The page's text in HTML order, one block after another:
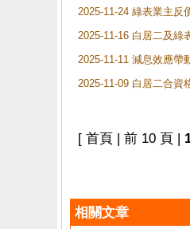
2025-11-24 綠表業主反
2025-11-16 白居二及綠
2025-11-11 減息效應帶
2025-11-09 白居二合資
[ 首頁 | 前 10 頁 |
相關文章